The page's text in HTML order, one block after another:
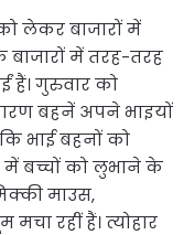
लेकर बाजारों में
बाजारों में तरह-तरह
हैं। गुरुवार को
बहनें अपने भाइयों
भाई बहनों को
में बच्चों को लुभाने के
माउस,
रहीं हैं। त्योहार